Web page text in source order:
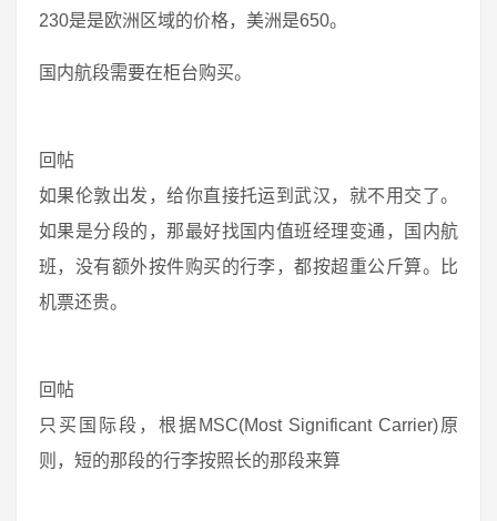
230是是欧洲区域的价格，美洲是650。
国内航段需要在柜台购买。
回帖
如果伦敦出发，给你直接托运到武汉，就不用交了。
如果是分段的，那最好找国内值班经理变通，国内航
班，没有额外按件购买的行李，都按超重公斤算。比
机票还贵。
回帖
只买国际段，根据MSC(Most Significant Carrier)原
则，短的那段的行李按照长的那段来算